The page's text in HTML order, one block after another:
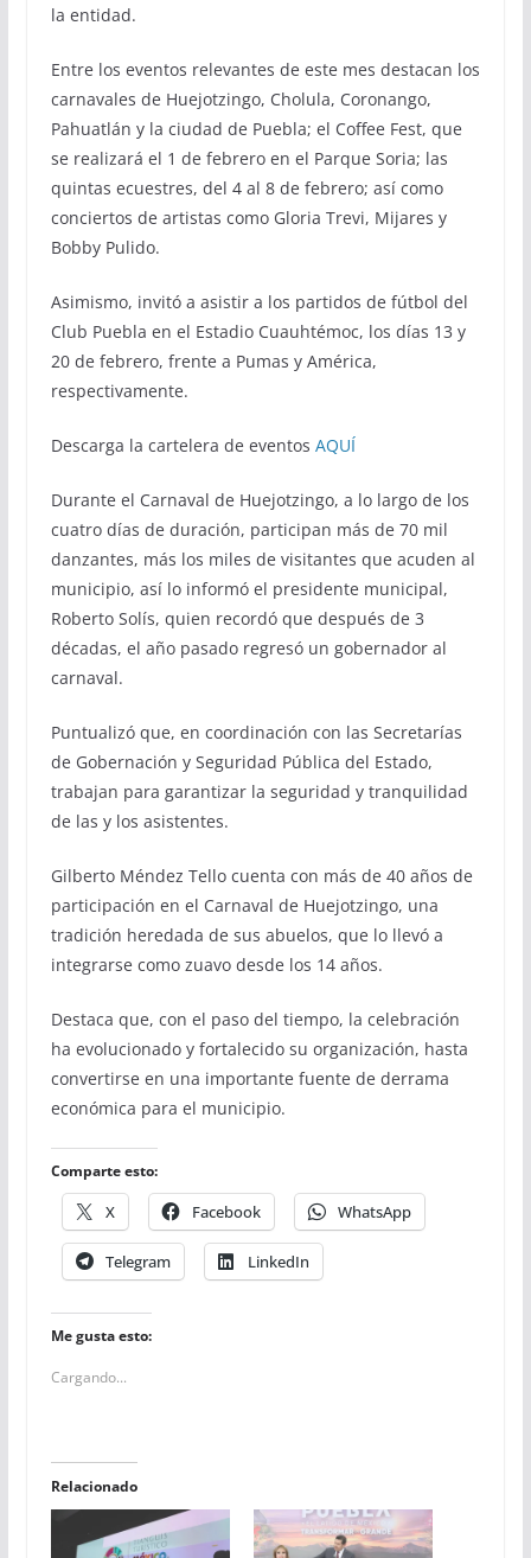
la entidad.
Entre los eventos relevantes de este mes destacan los
carnavales de Huejotzingo, Cholula, Coronango,
Pahuatlán y la ciudad de Puebla; el Coffee Fest, que
se realizará el 1 de febrero en el Parque Soria; las
quintas ecuestres, del 4 al 8 de febrero; así como
conciertos de artistas como Gloria Trevi, Mijares y
Bobby Pulido.
Asimismo, invitó a asistir a los partidos de fútbol del
Club Puebla en el Estadio Cuauhtémoc, los días 13 y
20 de febrero, frente a Pumas y América,
respectivamente.
Descarga la cartelera de eventos AQUÍ
Durante el Carnaval de Huejotzingo, a lo largo de los
cuatro días de duración, participan más de 70 mil
danzantes, más los miles de visitantes que acuden al
municipio, así lo informó el presidente municipal,
Roberto Solís, quien recordó que después de 3
décadas, el año pasado regresó un gobernador al
carnaval.
Puntualizó que, en coordinación con las Secretarías
de Gobernación y Seguridad Pública del Estado,
trabajan para garantizar la seguridad y tranquilidad
de las y los asistentes.
Gilberto Méndez Tello cuenta con más de 40 años de
participación en el Carnaval de Huejotzingo, una
tradición heredada de sus abuelos, que lo llevó a
integrarse como zuavo desde los 14 años.
Destaca que, con el paso del tiempo, la celebración
ha evolucionado y fortalecido su organización, hasta
convertirse en una importante fuente de derrama
económica para el municipio.
Comparte esto:
X Facebook WhatsApp
Telegram LinkedIn
Me gusta esto:
Cargando...
Relacionado